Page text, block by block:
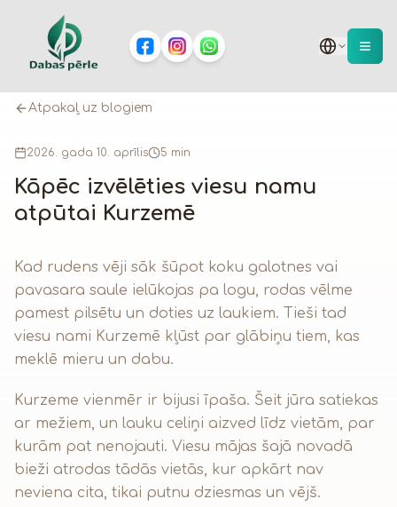
Atpakaļ uz blogiem
2026. gada 10. aprīlis 5 min
Kāpēc izvēlēties viesu namu
atpūtai Kurzemē
Kad rudens vēji sāk šūpot koku galotnes vai
pavasara saule ielūkojas pa logu, rodas vēlme
pamest pilsētu un doties uz laukiem. Tieši tad
viesu nami Kurzemē kļūst par glābiņu tiem, kas
meklē mieru un dabu.
Kurzeme vienmēr ir bijusi īpaša. Šeit jūra satiekas
ar mežiem, un lauku celiņi aizved līdz vietām, par
kurām pat nenojauti. Viesu mājas šajā novadā
bieži atrodas tādās vietās, kur apkārt nav
neviena cita, tikai putnu dziesmas un vējš.